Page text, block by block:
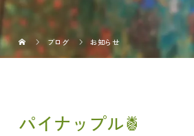
ブログ お知らせ
パイナップル🍍